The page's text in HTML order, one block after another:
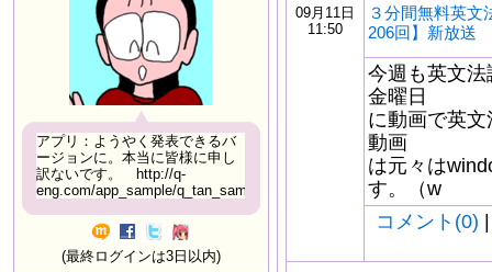
アプリ：ようやく発表できるバ
ージョンに。本当に皆様に申し
訳ないです。 http://q-
eng.com/app_sample/q_tan_sample06.html
(最終ログインは3日以内)
09月11日
11:50
３分間無料英文
206回】新放送
今週も英文
金曜日
に動画で英
動画
は元々は
す。（w
コメント(0)